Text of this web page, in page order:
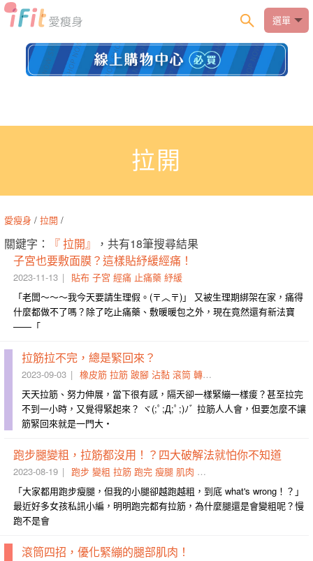
選單
拉開
愛瘦身 / 拉開 /
關鍵字： 『 拉開』
，共有18筆搜尋結果
子宮也要敷面膜？這樣貼紓緩經痛！
2023-11-13 貼布 子宮 經痛 止痛藥 紓緩
「老闆～～～我今天要請生理假。(〒︿〒)」 又被生理期綁架在家，痛得
什麼都做不了嗎？除了吃止痛藥、敷暖暖包之外，現在竟然還有新法寶
——「
拉筋拉不完，總是緊回來？
2023-09-03 橡皮筋 拉筋 跛腳 沾黏 滾筒 轉頭
天天拉筋、努力伸展，當下很有感，隔天卻一樣緊繃一樣痠？甚至拉完
不到一小時，又覺得緊起來？ ヾ(;ﾟ;Д;ﾟ;)ﾉﾞ 拉筋人人會，但要怎麼不讓
筋緊回來就是一門大・
跑步腿變粗，拉筋都沒用！？四大破解法就怕你不知道
2023-08-19 跑步 變粗 拉筋 跑完 瘦腿 肌肉 腿部
「大家都用跑步瘦腿，但我的小腿卻越跑越粗，到底 what's wrong！？」
最近好多女孩私訊小編，明明跑完都有拉筋，為什麼腿還是會變粗呢？慢
跑不是會
滾筒四招，優化緊繃的腿部肌肉！